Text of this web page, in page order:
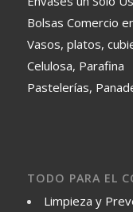
Bolsas Comercio
Vasos, platos,
Celulosa, Parafina
Pastelerías,
TODO PARA EL
Limpieza y